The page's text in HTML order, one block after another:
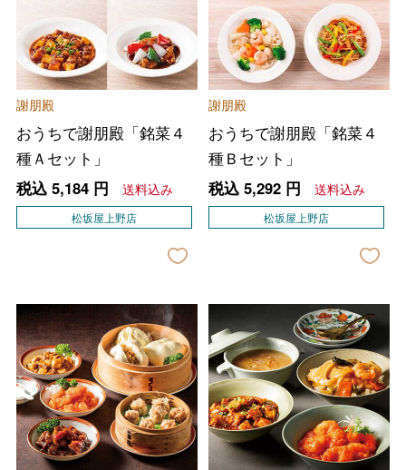
謝朋殿
おうちで謝朋殿「銘菜４
種Ａセット」
税込 5,184円 送料込み
松坂屋上野店
謝朋殿
おうちで謝朋殿「銘菜４
種Ｂセット」
税込 5,292円 送料込み
松坂屋上野店